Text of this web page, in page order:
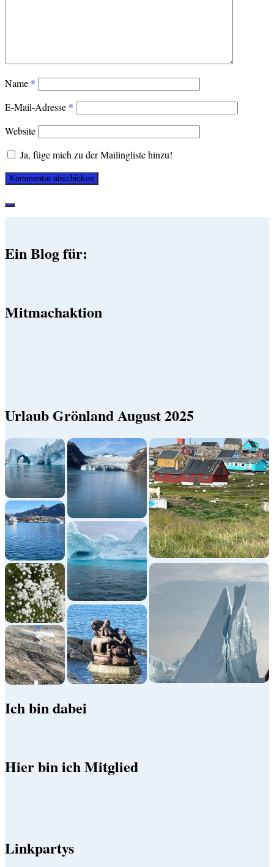
Name *
E-Mail-Adresse *
Website
Ja, füge mich zu der Mailingliste hinzu!
Ein Blog für:
Mitmachaktion
Urlaub Grönland August 2025
Ich bin dabei
Hier bin ich Mitglied
Linkpartys